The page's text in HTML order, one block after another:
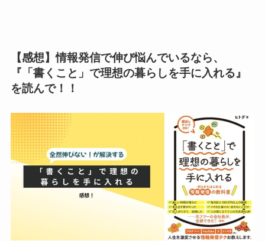
【感想】情報発信で伸び悩んでいるなら、
『「書くこと」で理想の暮らしを手に入れる』
を読んで！！